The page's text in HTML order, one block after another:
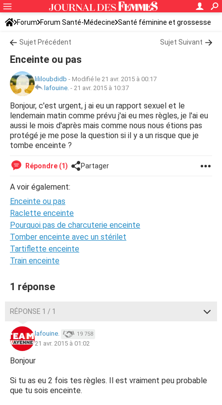
Forum Forum Santé-Médecine Santé féminine et grossesse
Tomber enceinte
Sujet Précédent Sujet Suivant
Enceinte ou pas
lililoubdidb - Modifié le 21 avr. 2015 à 00:17
lafouine. - 21 avr. 2015 à 10:37
Bonjour, c'est urgent, j ai eu un rapport sexuel et le
lendemain matin comme prévu j'ai eu mes règles, je l'ai eu
aussi le mois d'après mais comme nous nous étions pas
protégé je me pose la question si il y a un risque que je
tombe enceinte ?
Répondre (1) Partager
A voir également:
Enceinte ou pas
Raclette enceinte
Pourquoi pas de charcuterie enceinte
Tomber enceinte avec un stérilet
Tartiflette enceinte
Train enceinte
1 réponse
RÉPONSE 1 / 1
lafouine. 19 758
21 avr. 2015 à 01:02
Bonjour
Si tu as eu 2 fois tes règles. Il est vraiment peu probable
que tu sois enceinte.